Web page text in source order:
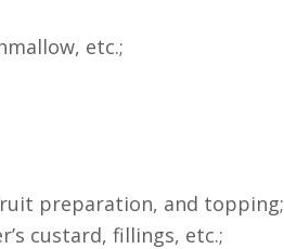
etc.;
preparation, and topping;
custard, fillings, etc.;